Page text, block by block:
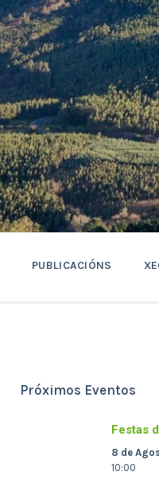
PUBLICACIÓNS
Próximos Eventos
Festas
8 de
10:00